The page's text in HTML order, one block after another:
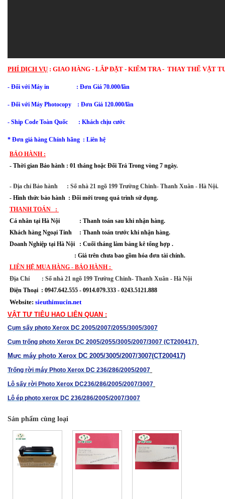
PHÍ DỊCH VỤ : GIAO HÀNG - LẮP ĐẶT - KIỂM TRA - THAY THẾ VẬT
- Đối với Máy in : Đơn Giá 70.000/lần
- Đối với Máy Photocopy : Đơn Giá 120.000/lần
- Ship Code Toàn Quốc : Khách chịu cước
* Đơn giá hàng Chính hãng : Liên hệ
BẢO HÀNH :
- Thời gian Bảo hành : 01 tháng hoặc Đổi Trả Trong vòng 7 ngày.
- Địa chỉ Bảo hành : Số nhà 21 ngõ 199 Trường Chinh- Thanh Xuân - Hà Nội.
- Hình thức bảo hành : Đổi mới trong quá trình sử dụng.
THANH TOÁN :
Cá nhân tại Hà Nội : Thanh toán sau khi nhận hàng.
Khách hàng Ngoại Tỉnh : Thanh toán trước khi nhận hàng.
Doanh Nghiệp tại Hà Nội : Cuối tháng làm bảng kê tổng hợp .
: Giá trên chưa bao gồm hóa đơn tài chính.
LIÊN HỆ MUA HÀNG - BẢO HÀNH :
Địa Chỉ : Số nhà 21 ngõ 199 Trường Chinh- Thanh Xuân - Hà Nội
Điện Thoại : 0947.642.555 - 0914.079.333 - 0243.5121.888
Website: sieuthimucin.net
VẬT TƯ TIÊU HAO LIÊN QUAN :
Cụm sấy photo Xerox DC 2005/2007/2055/3005/3007
Cụm trống photo Xerox DC 2005/2055/3005/2007/3007 (CT200417)
Mực máy photo Xerox DC 2005/3005/2007/3007(CT200417)
Trống rời máy Photo Xerox DC 236/286/2005/2007
Lô sấy rời Photo Xerox DC236/286/2005/2007/3007
Lô ép photo xerox DC 236/286/2005/2007/3007
Sản phẩm cùng loại